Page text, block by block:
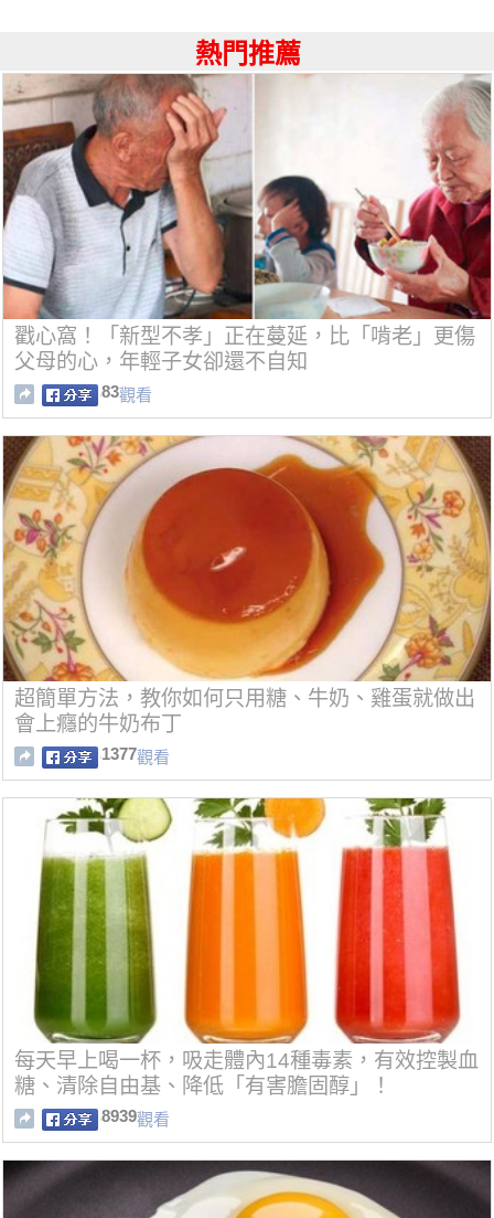
熱門推薦
戳心窩！「新型不孝」正在蔓延，比「啃老」更傷
父母的心，年輕子女卻還不自知
83觀看
超簡單方法，教你如何只用糖、牛奶、雞蛋就做出
會上癮的牛奶布丁
1377觀看
每天早上喝一杯，吸走體內14種毒素，有效控製血
糖、清除自由基、降低「有害膽固醇」！
8939觀看